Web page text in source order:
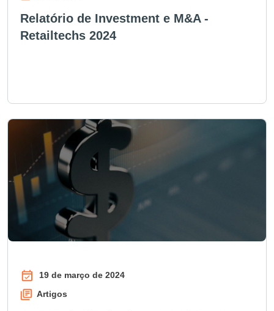
Relatório de Investment e M&A -
Retailtechs 2024
19 de março de 2024
Artigos